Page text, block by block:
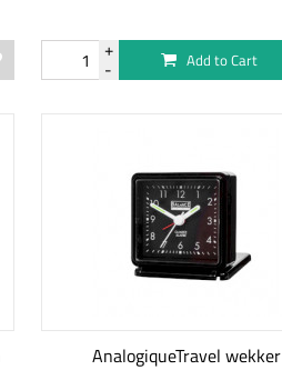
Add to Cart
AnalogiqueTravel wekker